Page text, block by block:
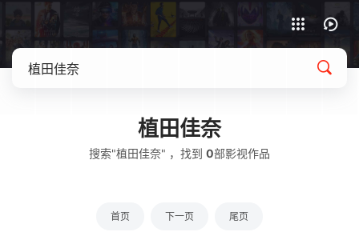
植田佳奈
搜索"植田佳奈" ，找到 0部影视作品
首页 下一页 尾页